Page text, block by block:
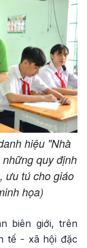
hiệu "Nhà
quy định
ưu tú cho giáo
họa)
biên giới, trên
tế - xã hội đặc